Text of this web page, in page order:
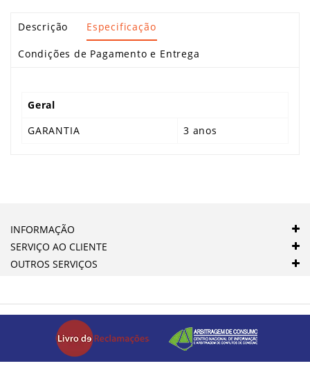
Descrição Especificação
Condições de Pagamento e Entrega
Geral
GARANTIA
3 anos
INFORMAÇÃO
SERVIÇO AO CLIENTE
OUTROS SERVIÇOS